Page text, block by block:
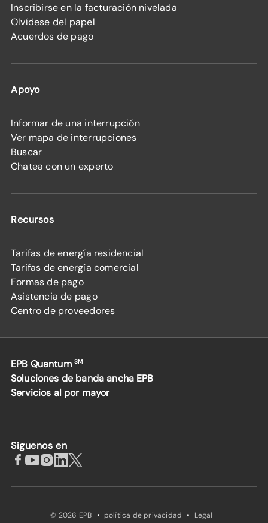
Inscribirse en la facturación nivelada
Olvídese del papel
Acuerdos de pago
Apoyo
Informar de una interrupción
Ver mapa de interrupciones
Buscar
Chatea con un experto
Recursos
Tarifas de energía residencial
Tarifas de energía comercial
Formas de pago
Asistencia de pago
Centro de proveedores
EPB Quantum SM
Soluciones de banda ancha EPB
Servicios al por mayor
Síguenos en
© 2026 EPB · política de privacidad · Legal